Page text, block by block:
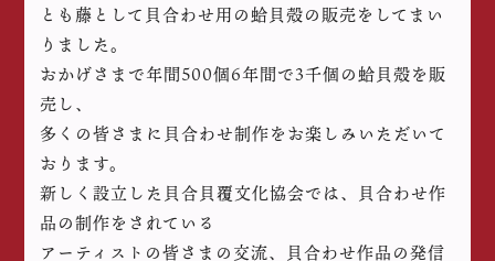
とも藤として貝合わせ用の蛤貝殻の販売をしてまい
りました。
おかげさまで年間500個6年間で3千個の蛤貝殻を販
売し、
多くの皆さまに貝合わせ制作をお楽しみいただいて
おります。
新しく設立した貝合貝覆文化協会では、貝合わせ作
品の制作をされている
アーティストの皆さまの交流、貝合わせ作品の発信